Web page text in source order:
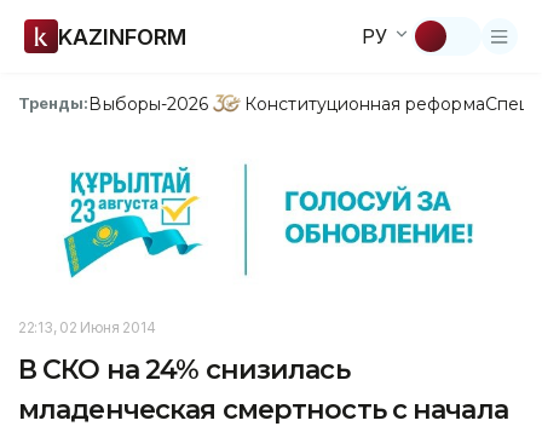
KAZINFORM РУ
Тренды:Выборы-2026 Конституционная реформа
22:13, 02 Июня 2014
В СКО на 24% снизилась
младенческая смертность с начала